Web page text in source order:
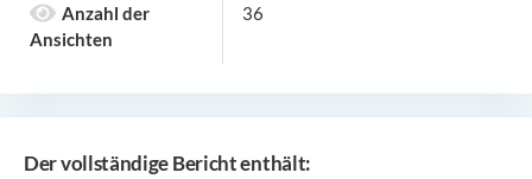
Anzahl der
Ansichten
36
Der vollständige Bericht enthält: